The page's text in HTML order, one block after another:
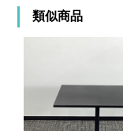
類似商品